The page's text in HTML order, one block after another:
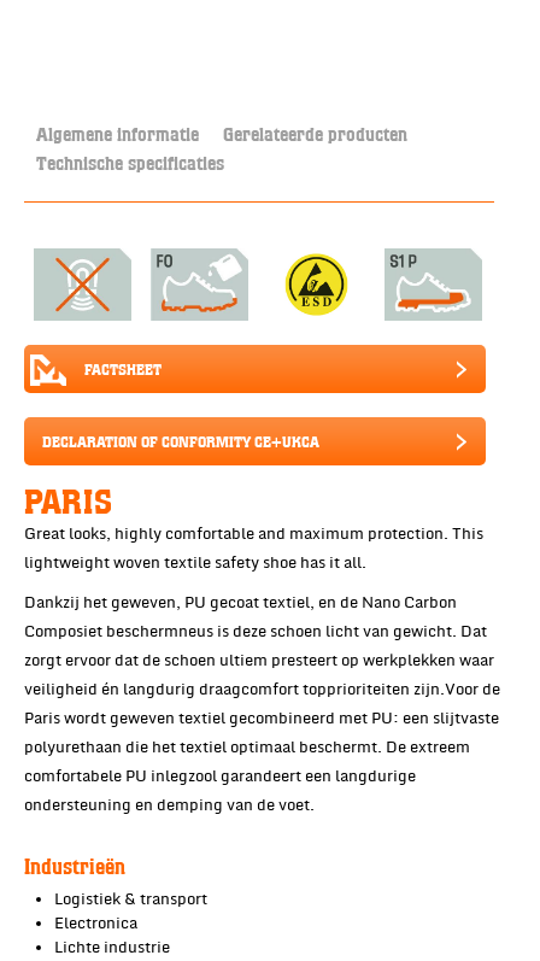
Algemene informatie Gerelateerde producten
Technische specificaties
FACTSHEET
DECLARATION OF CONFORMITY CE+UKCA
PARIS
Great looks, highly comfortable and maximum protection. This
lightweight woven textile safety shoe has it all.
Dankzij het geweven, PU gecoat textiel, en de Nano Carbon
Composiet beschermneus is deze schoen licht van gewicht. Dat
zorgt ervoor dat de schoen ultiem presteert op werkplekken waar
veiligheid én langdurig draagcomfort topprioriteiten zijn.Voor de
Paris wordt geweven textiel gecombineerd met PU: een slijtvaste
polyurethaan die het textiel optimaal beschermt. De extreem
comfortabele PU inlegzool garandeert een langdurige
ondersteuning en demping van de voet.
Industrieën
Logistiek & transport
Electronica
Lichte industrie